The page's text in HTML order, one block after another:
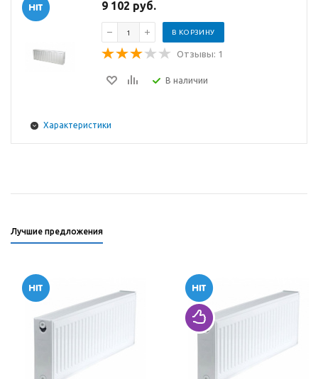
9 102 руб.
В КОРЗИНУ
Отзывы: 1
В наличии
Характеристики
Лучшие предложения